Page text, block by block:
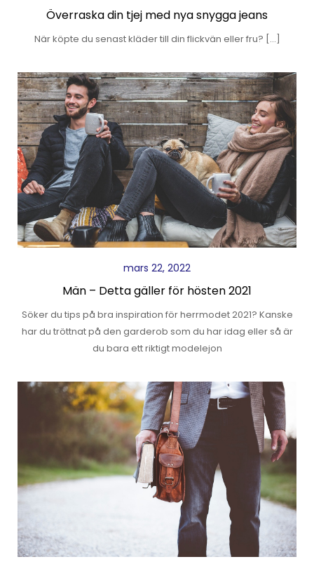
Överraska din tjej med nya snygga jeans
När köpte du senast kläder till din flickvän eller fru? […]
mars 22, 2022
Män – Detta gäller för hösten 2021
Söker du tips på bra inspiration för herrmodet 2021? Kanske
har du tröttnat på den garderob som du har idag eller så är
du bara ett riktigt modelejon